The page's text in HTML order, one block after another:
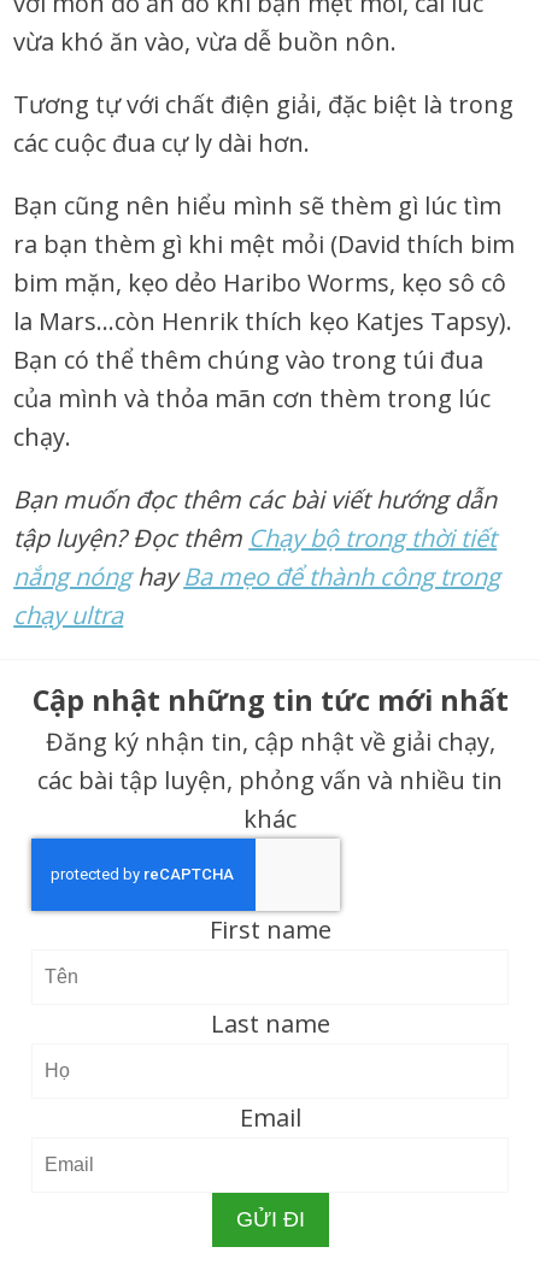
vừa khó ăn vào, vừa dễ buồn nôn.
Tương tự với chất điện giải, đặc biệt là trong
các cuộc đua cự ly dài hơn.
Bạn cũng nên hiểu mình sẽ thèm gì lúc tìm
ra bạn thèm gì khi mệt mỏi (David thích bim
bim mặn, kẹo dẻo Haribo Worms, kẹo sô cô
la Mars…còn Henrik thích kẹo Katjes Tapsy).
Bạn có thể thêm chúng vào trong túi đua
của mình và thỏa mãn cơn thèm trong lúc
chạy.
Bạn muốn đọc thêm các bài viết hướng dẫn
tập luyện? Đọc thêm Chạy bộ trong thời tiết
nắng nónghayBa mẹo để thành công trong
chạy ultra
Cập nhật những tin tức mới nhất
Đăng ký nhận tin, cập nhật về giải chạy,
các bài tập luyện, phỏng vấn và nhiều tin
khác
First name
Last name
Email